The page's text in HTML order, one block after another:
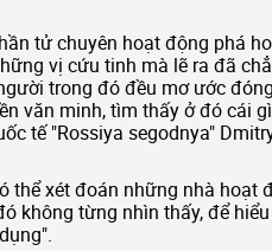
tử chuyên hoạt động phá
vị cứu tinh mà lẽ ra đã
trong đó đều mơ ước
văn minh, tìm thấy ở đó cái
tế "Rossiya segodnya"
thể xét đoán những nhà hoạt
không từng nhìn thấy, để